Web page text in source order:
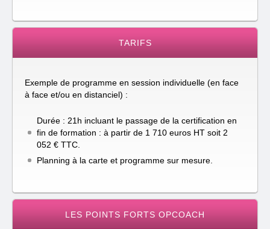
TARIFS
Exemple de programme en session individuelle (en face
à face et/ou en distanciel) :
Durée : 21h incluant le passage de la certification en
fin de formation : à partir de 1 710 euros HT soit 2
052 € TTC.
Planning à la carte et programme sur mesure.
LES POINTS FORTS OPCOACH